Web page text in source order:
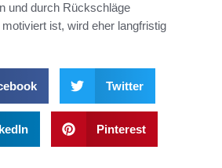
und durch Rückschläge
ist, wird eher langfristig
Twitter
Pinterest